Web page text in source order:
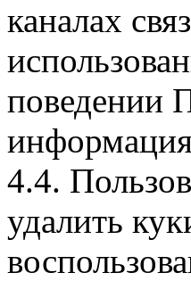
каналах
поведении
4.4.
удалить